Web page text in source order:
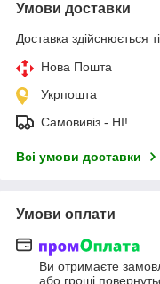
Умови доставки
Доставка здійснюється
Нова Пошта
Укрпошта
Самовивіз - НІ!
Всі умови доставки
Умови оплати
Ви отримаєте
або гроші